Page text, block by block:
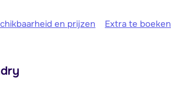
en prijzen Extra te boeken